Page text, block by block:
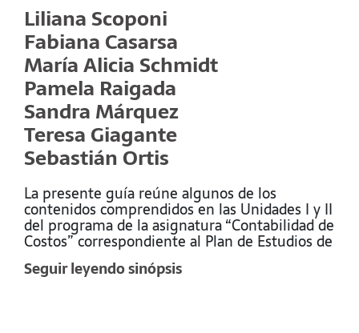
Liliana Scoponi
Fabiana Casarsa
María Alicia Schmidt
Pamela Raigada
Sandra Márquez
Teresa Giagante
Sebastián Ortis
La presente guía reúne algunos de los
contenidos comprendidos en las Unidades I y II
del programa de la asignatura “Contabilidad de
Costos” correspondiente al Plan de Estudios de
la carrera de Contador Público (Departamento
de Ciencias de la Administración – Universidad
Seguir leyendo sinópsis